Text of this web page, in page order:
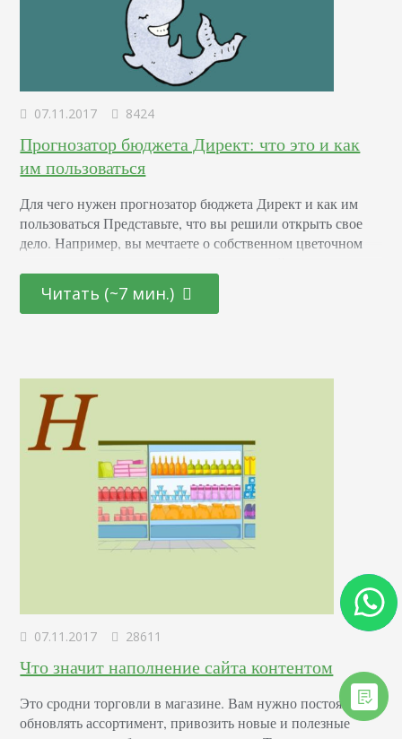
07.11.2017 8424
Прогнозатор бюджета Директ: что это и как
им пользоваться
Для чего нужен прогнозатор бюджета Директ и как им
пользоваться Представьте, что вы решили открыть свое
дело. Например, вы мечтаете о собственном цветочном
Грамотный предприниматель никогда не станет сразу
тратить деньги на аренду помещения, закупать цветы,
Читать (~7 мин.)
07.11.2017 28611
Что значит наполнение сайта контентом
Это сродни торговли в магазине. Вам нужно постоянно
обновлять ассортимент, привозить новые и полезные